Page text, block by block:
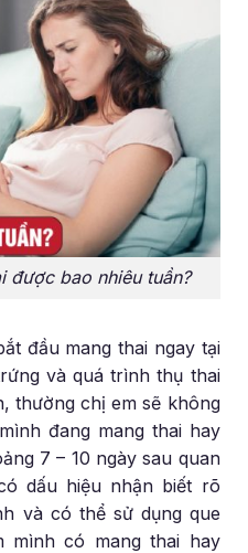
được bao nhiêu tuần?
đầu mang thai ngay tại
và quá trình thụ thai
thường chị em sẽ không
đang mang thai hay
7 – 10 ngày sau quan
dấu hiệu nhận biết rõ
và có thể sử dụng que
mình có mang thai hay